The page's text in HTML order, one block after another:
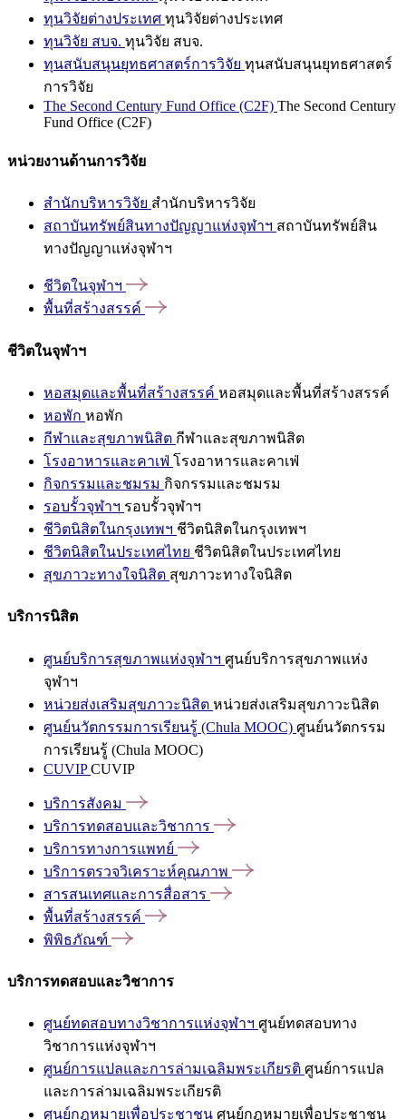
ทุนวิจัยต่างประเทศ ทุนวิจัยต่างประเทศ
ทุนวิจัย สบจ. ทุนวิจัย สบจ.
ทุนสนับสนุนยุทธศาสตร์การวิจัย ทุนสนับสนุนยุทธศาสตร์
การวิจัย
The Second Century Fund Office (C2F) The Second Century
Fund Office (C2F)
หน่วยงานด้านการวิจัย
สำนักบริหารวิจัย สำนักบริหารวิจัย
สถาบันทรัพย์สินทางปัญญาแห่งจุฬาฯ สถาบันทรัพย์สิน
ทางปัญญาแห่งจุฬาฯ
ชีวิตในจุฬาฯ
พื้นที่สร้างสรรค์
ชีวิตในจุฬาฯ
หอสมุดและพื้นที่สร้างสรรค์ หอสมุดและพื้นที่สร้างสรรค์
หอพัก หอพัก
กีฬาและสุขภาพนิสิต กีฬาและสุขภาพนิสิต
โรงอาหารและคาเฟ่ โรงอาหารและคาเฟ่
กิจกรรมและชมรม กิจกรรมและชมรม
รอบรั้วจุฬาฯ รอบรั้วจุฬาฯ
ชีวิตนิสิตในกรุงเทพฯ ชีวิตนิสิตในกรุงเทพฯ
ชีวิตนิสิตในประเทศไทย ชีวิตนิสิตในประเทศไทย
สุขภาวะทางใจนิสิต สุขภาวะทางใจนิสิต
บริการนิสิต
ศูนย์บริการสุขภาพแห่งจุฬาฯ ศูนย์บริการสุขภาพแห่ง
จุฬาฯ
หน่วยส่งเสริมสุขภาวะนิสิต หน่วยส่งเสริมสุขภาวะนิสิต
ศูนย์นวัตกรรมการเรียนรู้ (Chula MOOC) ศูนย์นวัตกรรม
การเรียนรู้ (Chula MOOC)
CUVIPCUVIP
บริการสังคม
บริการทดสอบและวิชาการ
บริการทางการแพทย์
บริการตรวจวิเคราะห์คุณภาพ
สารสนเทศและการสื่อสาร
พื้นที่สร้างสรรค์
พิพิธภัณฑ์
บริการทดสอบและวิชาการ
ศูนย์ทดสอบทางวิชาการแห่งจุฬาฯ ศูนย์ทดสอบทาง
วิชาการแห่งจุฬาฯ
ศูนย์การแปลและการล่ามเฉลิมพระเกียรติ ศูนย์การแปล
และการล่ามเฉลิมพระเกียรติ
ศูนย์กฎหมายเพื่อประชาชน ศูนย์กฎหมายเพื่อประชาชน